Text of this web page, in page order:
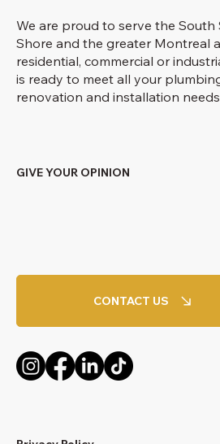
We are proud to serve the
Shore and the greater Montreal
residential, commercial or
is ready to meet all your
renovation and installation
GIVE YOUR OPINION
CONTACT US